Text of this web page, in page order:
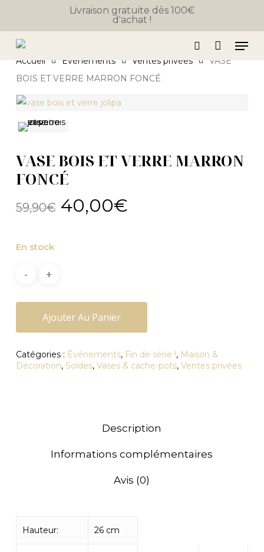
main
Livraison gratuite dès 100€
d'achat !
search
Accueil Événements Ventes privées
VASE
BOIS ET VERRE MARRON FONCÉ
VASE BOIS ET VERRE MARRON
FONCÉ
59,90€ Le
40,00€Le
En stock
Ajouter Au Panier
Catégories : Événements, Fin de série !, Maison &
Décoration, Soldes, Vases & cache-pots, Ventes privées
Description
Informations complémentaires
Avis (0)
Hauteur: 26 cm